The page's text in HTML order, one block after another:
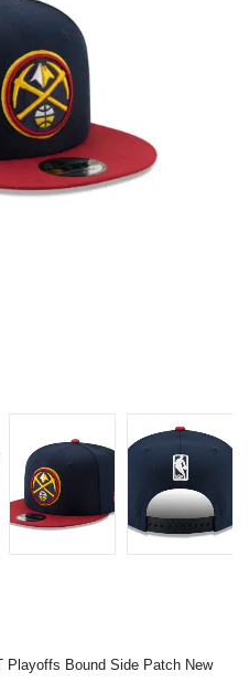
Playoffs Bound Side Patch New